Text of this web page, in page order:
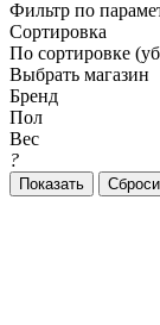
Фильтр по
Сортировка
По сортировке
Выбрать магазин
Бренд
Пол
Вес
?